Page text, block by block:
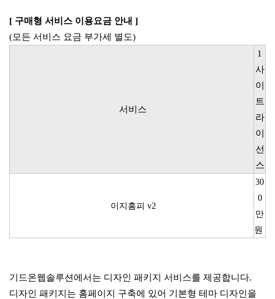
[ 구매형 서비스 이용요금 안내 ]
(모든 서비스 요금 부가세 별도)
서비스
1
사
이
트
라
이
선
스
이지홈피 v2
30
0
만
원
기드온웹솔루션에서는 디자인 패키지 서비스를 제공합니다.
디자인 패키지는 홈페이지 구축에 있어 기본형 테마 디자인을